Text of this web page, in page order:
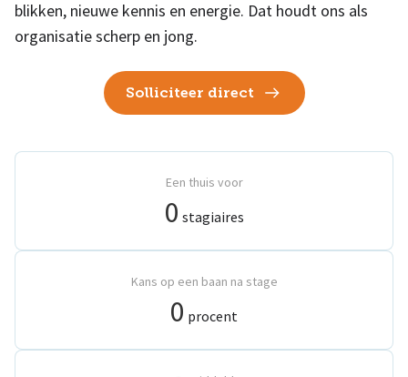
blikken, nieuwe kennis en energie. Dat houdt ons als
organisatie scherp en jong.
Solliciteer direct
Een thuis voor
0 stagiaires
Kans op een baan na stage
0 procent